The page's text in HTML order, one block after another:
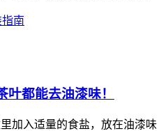
南
叶都能去油漆味！
加入适量的食盐，放在油漆味